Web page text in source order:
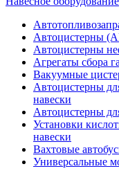
Автоцистерны
Автоцистерны
Агрегаты сбора
Вакуумные
Автоцистерны
навески
Автоцистерны
Установки
навески
Вахтовые
Универсальные